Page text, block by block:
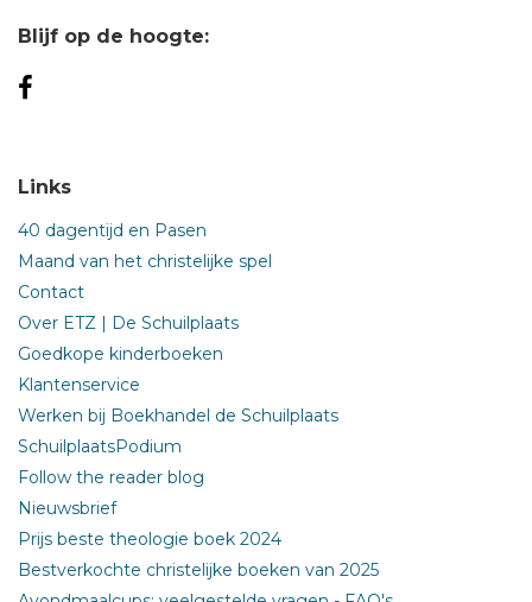
Blijf op de hoogte:
Links
40 dagentijd en Pasen
Maand van het christelijke spel
Contact
Over ETZ | De Schuilplaats
Goedkope kinderboeken
Klantenservice
Werken bij Boekhandel de Schuilplaats
SchuilplaatsPodium
Follow the reader blog
Nieuwsbrief
Prijs beste theologie boek 2024
Bestverkochte christelijke boeken van 2025